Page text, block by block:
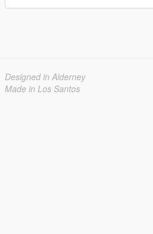
Designed in Alderney
Made in Los Santos